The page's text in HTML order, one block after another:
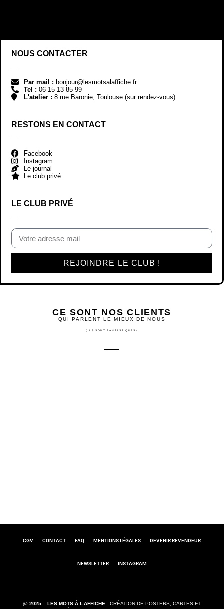
NOUS CONTACTER
Par mail : bonjour@lesmotsalaffiche.fr
Tel : 06 15 13 85 99
L'atelier : 8 rue Baronie, Toulouse (sur rendez-vous)
RESTONS EN CONTACT
Facebook
Instagram
Le journal
Le club privé
LE CLUB PRIVÉ
REJOINDRE LE CLUB !
CE SONT NOS CLIENTS
QUI PARLENT LE MIEUX DE NOUS
(ILS SONT FANTASTIQUES)
suis toujours certaine que les affiches de Mai feront plaisir.